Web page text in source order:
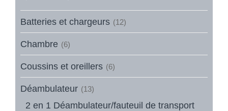
Batteries et chargeurs (12)
Chambre (6)
Coussins et oreillers (6)
Déambulateur (13)
2 en 1 Déambulateur/fauteuil de transport